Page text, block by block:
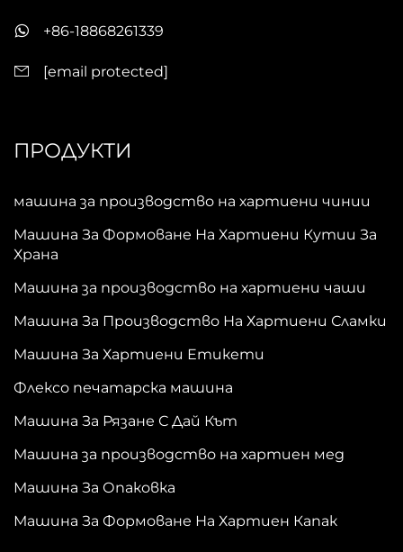
+86-18868261339
[email protected]
ПРОДУКТИ
машина за производство на хартиени чинии
Машина За Формоване На Хартиени Кутии За
Храна
Машина за производство на хартиени чаши
Машина За Производство На Хартиени Сламки
Машина За Хартиени Етикети
Флексо печатарска машина
Машина За Рязане С Дай Кът
Машина за производство на хартиен мед
Машина За Опаковка
Машина За Формоване На Хартиен Капак